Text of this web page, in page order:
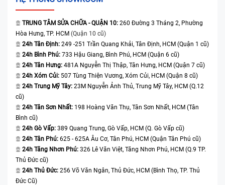
TRUNG TÂM SỬA CHỮA - QUẬN 10: 260 Đường 3 Tháng 2, Phường
Hòa Hưng, TP. HCM (Quận 10 cũ)
24h Tân Định: 249 -251 Trần Quang Khải, Tân Định, HCM (Quận 1 cũ)
24h Bình Phú: 733 Hậu Giang, Bình Phú, HCM (Quận 6 cũ)
24h Tân Hưng: 481A Nguyễn Thị Thập, Tân Hưng, HCM (Quận 7 cũ)
24h Xóm Củi: 507 Tùng Thiện Vương, Xóm Củi, HCM (Quận 8 cũ)
24h Trung Mỹ Tây: 23M Nguyễn Ảnh Thủ, Trung Mỹ Tây, HCM (Q.12
cũ)
24h Tân Sơn Nhất: 198 Hoàng Văn Thụ, Tân Sơn Nhất, HCM (Tân
Bình cũ)
24h Gò Vấp: 389 Quang Trung, Gò Vấp, HCM (Q. Gò Vấp cũ)
24h Tân Phú: 625 - 625A Âu Cơ, Tân Phú, HCM (Quận Tân Phú cũ)
24h Tăng Nhơn Phú: 326 Lê Văn Việt, Tăng Nhơn Phú, HCM (Q.9 TP.
Thủ Đức cũ)
24h Thủ Đức: 256 Võ Văn Ngân, Thủ Đức, HCM (Bình Thọ, TP. Thủ
Đức Cũ)